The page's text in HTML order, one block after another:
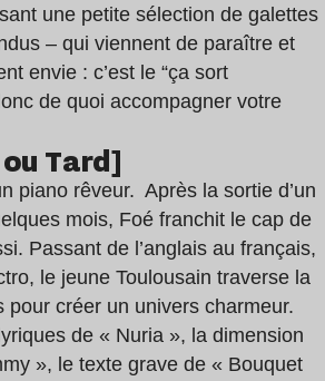
une petite sélection de galettes
– qui viennent de paraître et
envie : c’est le “ça sort
de quoi accompagner votre
Tard]
piano rêveur. Après la sortie d’un
mois, Foé franchit le cap de
Passant de l’anglais au français,
le jeune Toulousain traverse la
pour créer un univers charmeur.
de « Nuria », la dimension
», le texte grave de « Bouquet